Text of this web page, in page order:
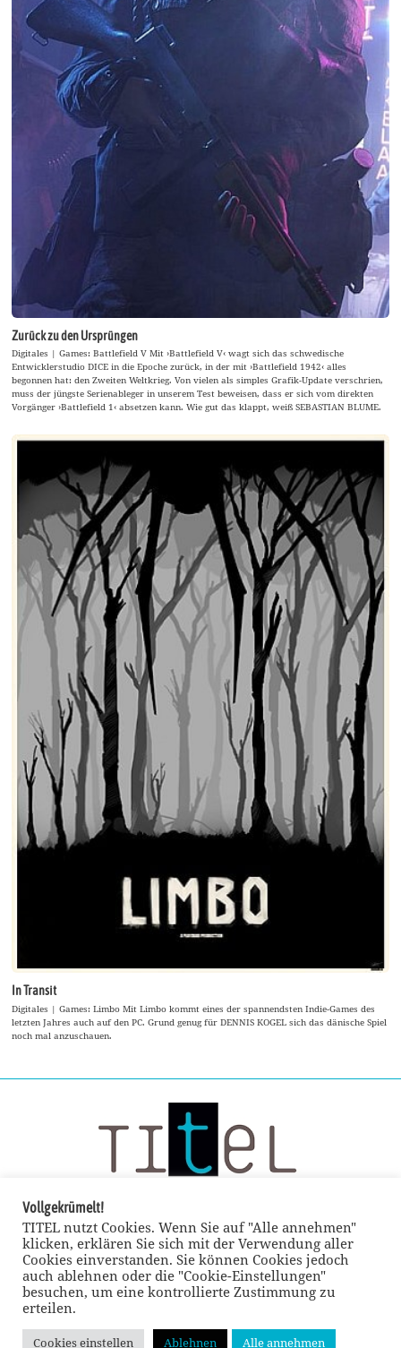
Zurück zu den Ursprüngen
Digitales | Games: Battlefield V Mit ›Battlefield V‹ wagt sich das schwedische
Entwicklerstudio DICE in die Epoche zurück, in der mit ›Battlefield 1942‹ alles
begonnen hat: den Zweiten Weltkrieg. Von vielen als simples Grafik-Update verschrien,
muss der jüngste Serienableger in unserem Test beweisen, dass er sich vom direkten
Vorgänger ›Battlefield 1‹ absetzen kann. Wie gut das klappt, weiß SEBASTIAN BLUME.
In Transit
Digitales | Games: Limbo Mit Limbo kommt eines der spannendsten Indie-Games des
letzten Jahres auch auf den PC. Grund genug für DENNIS KOGEL sich das dänische Spiel
noch mal anzuschauen.
Vollgekrümelt!
TITEL nutzt Cookies. Wenn Sie auf "Alle annehmen"
klicken, erklären Sie sich mit der Verwendung aller
Cookies einverstanden. Sie können Cookies jedoch
auch ablehnen oder die "Cookie-Einstellungen"
besuchen, um eine kontrollierte Zustimmung zu
erteilen.
Cookies einstellen Ablehnen Alle annehmen